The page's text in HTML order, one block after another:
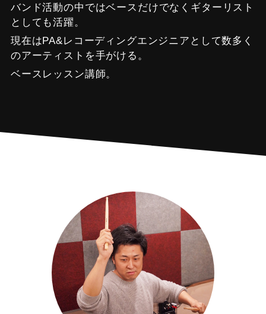
バンド活動の中ではベースだけでなくギターリスト
としても活躍。
現在はPA&レコーディングエンジニアとして数多く
のアーティストを手がける。
ベースレッスン講師。